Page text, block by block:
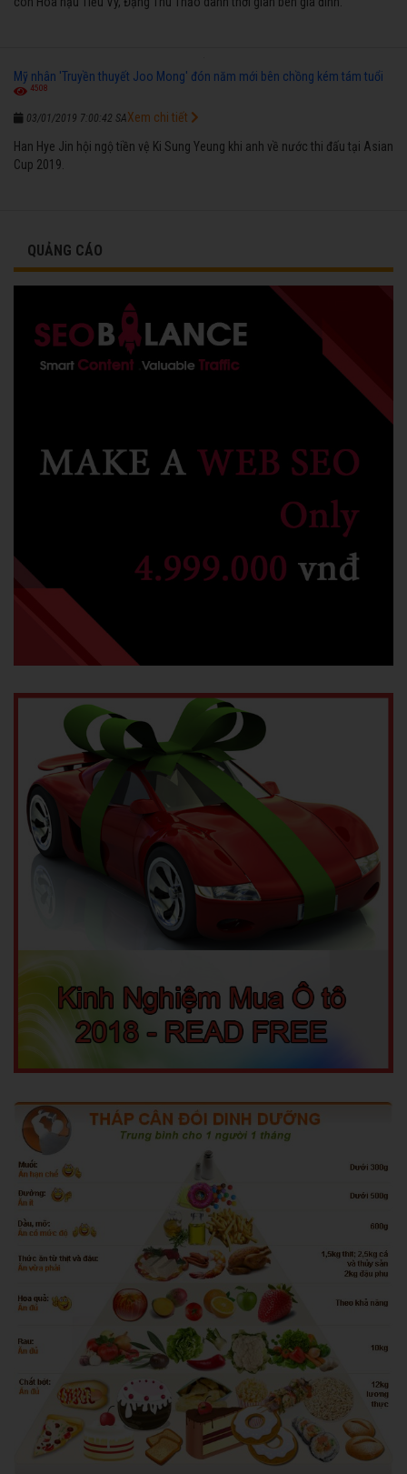
Mỹ nhân 'Truyền thuyết Joo Mong' đón năm mới bên chồng kém tám tuổi
4508
03/01/2019 7:00:42 SA
Han Hye Jin hội ngộ tiền vệ Ki Sung Yeung khi anh về nước thi đấu tại Asian
Cup 2019.
Xem chi tiết
QUẢNG CÁO